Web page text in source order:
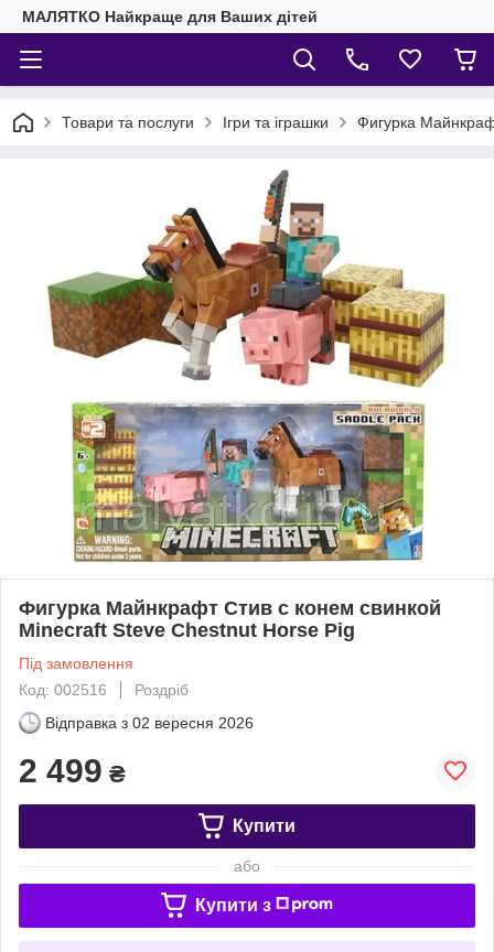
МАЛЯТКО Найкраще для Ваших дітей
Товари та послуги Ігри та іграшки Фигурка
Фигурка Майнкрафт Стив с конем свинкой
Minecraft Steve Chestnut Horse Pig
Під замовлення
Код: 002516
Роздріб
Відправка з 02 вересня 2026
2 499 ₴
Купити
або
Купити з